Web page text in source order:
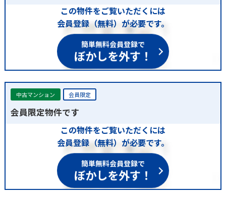
この物件をご覧いただくには
会員登録（無料）が必要です。
簡単無料会員登録で
ぼかしを外す！
中古マンション 会員限定
会員限定物件です
この物件をご覧いただくには
会員登録（無料）が必要です。
簡単無料会員登録で
ぼかしを外す！